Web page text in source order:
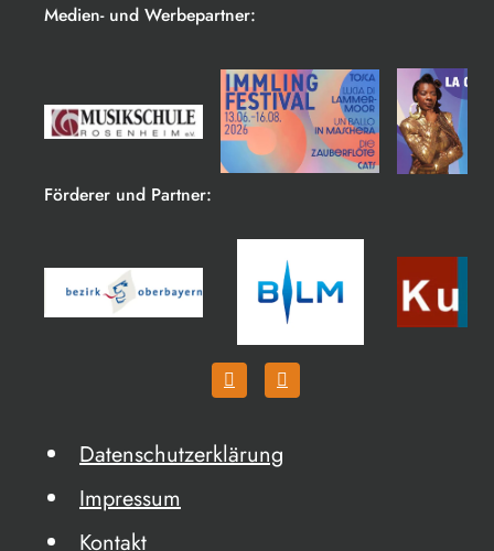
Medien- und Werbepartner:
Förderer und Partner:
Datenschutzerklärung
Impressum
Kontakt